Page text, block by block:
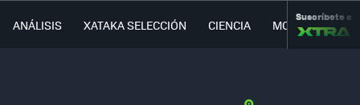
ANÁLISIS XATAKA SELECCIÓN CIENCIA MOVILIDAD
Suscríbete a